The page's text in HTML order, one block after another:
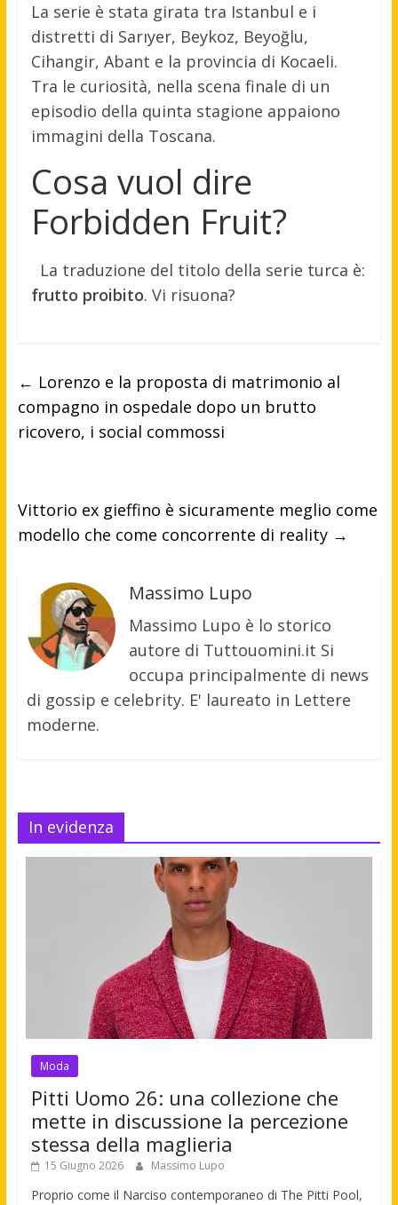
La serie è stata girata tra Istanbul e i
distretti di Sarıyer, Beykoz, Beyoğlu,
Cihangir, Abant e la provincia di Kocaeli.
Tra le curiosità, nella scena finale di un
episodio della quinta stagione appaiono
immagini della Toscana.
Cosa vuol dire
Forbidden Fruit?
La traduzione del titolo della serie turca è:
frutto proibito. Vi risuona?
← Lorenzo e la proposta di matrimonio al
compagno in ospedale dopo un brutto
ricovero, i social commossi
Vittorio ex gieffino è sicuramente meglio come
modello che come concorrente di reality →
Massimo Lupo
Massimo Lupo è lo storico
autore di Tuttouomini.it Si
occupa principalmente di news
di gossip e celebrity. E' laureato in Lettere
moderne.
In evidenza
Moda
Pitti Uomo 26: una collezione che
mette in discussione la percezione
stessa della maglieria
15 Giugno 2026 Massimo Lupo
Proprio come il Narciso contemporaneo di The Pitti Pool,